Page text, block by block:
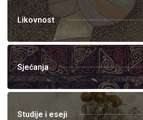
Likovnost
Sjećanja
Studije i eseji